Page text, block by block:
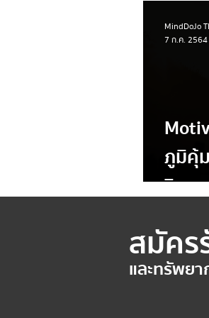
ภูมิคุ้
วิกฤต
MindDoJo
7 ก.ค. 2564
สมัคร
และทรัพย